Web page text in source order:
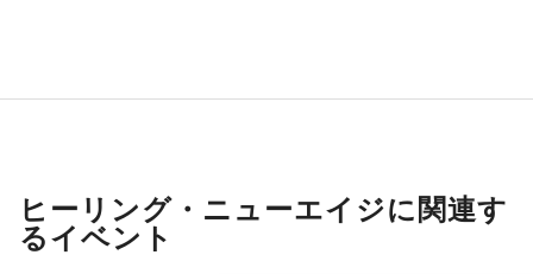
ヒーリング・ニューエイジに関連す
るイベント